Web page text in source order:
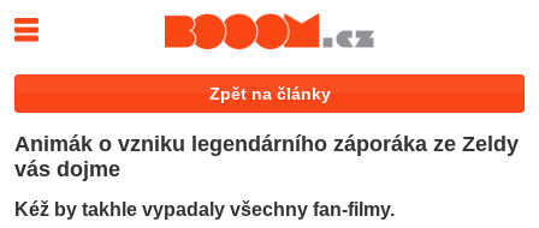
Zpět na články
Animák o vzniku legendárního záporáka ze Zeldy
vás dojme
Kéž by takhle vypadaly všechny fan-filmy.